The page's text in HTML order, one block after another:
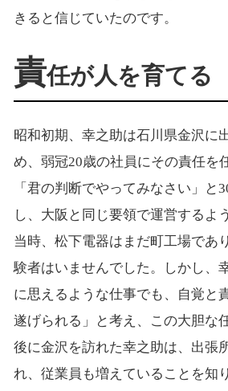
きると信じていたのです。
責任が人を育てる
昭和初期、幸之助は石川県金沢に
め、弱冠20歳の社員にその責任を
「君の判断でやってみなさい」と
し、大阪と同じ要領で運営するよ
当時、松下電器はまだ町工場であ
験者はいませんでした。しかし、
に思えるような仕事でも、自覚と
遂げられる」と考え、この大胆な
後に金沢を訪れた幸之助は、出張
れ、従業員も増えていることを知